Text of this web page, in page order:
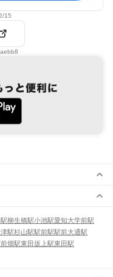
15
柳生橋駅小池駅愛知大学前駅
駅杉山駅駅前駅駅前大通駅
前畑駅東田坂上駅東田駅